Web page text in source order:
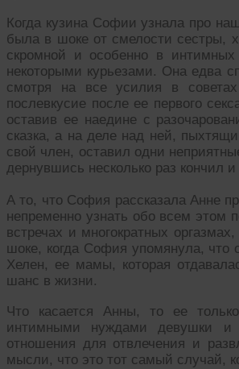
Когда кузина Софии узнала про
была в шоке от смелости сестры,
скромной и особенно в
некоторыми курьезами. Она едва
смотря на все усилия в
послевкусие после ее первого
оставив ее наедине с
сказка, а на деле над ней,
свой член, оставил одни
дернувшись несколько раз кончил
А то, что София рассказала Анне
непременно узнать обо всем этом
встречах и многократных
шоке, когда София упомянула, что
Хелен, ее мамы, которая
шанс в жизни.
Что касается Анны, то ее
интимными нуждами девушки и
отношения для отвлечения и
мысли, что это тот самый случай,